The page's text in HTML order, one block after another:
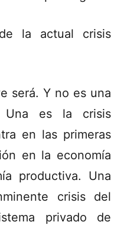
la actual crisis
será. Y no es una
Una es la crisis
en las primeras
en la economía
productiva. Una
crisis del
privado de